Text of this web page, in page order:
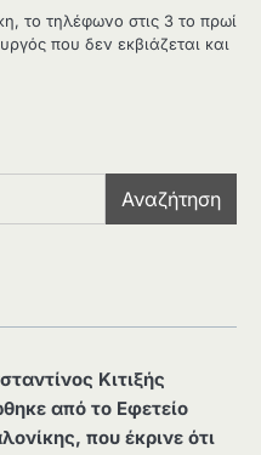
το τηλέφωνο στις 3 το πρωί
που δεν εκβιάζεται και
Αναζήτηση
Κιτιξής
από το Εφετείο
που έκρινε ότι